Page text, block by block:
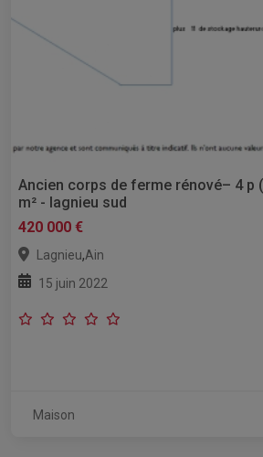
Ancien corps de ferme rénové– 4 p
m² - lagnieu sud
420 000 €
Lagnieu,Ain
15 juin 2022
Maison